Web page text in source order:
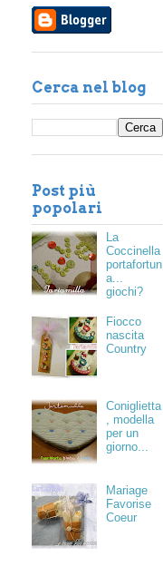
Cerca nel blog
Post più
popolari
La
Coccinella
portafortun
a...
giochi?
Fiocco
nascita
Country
Coniglietta
, modella
per un
giorno...
Mariage
Favorise
Coeur